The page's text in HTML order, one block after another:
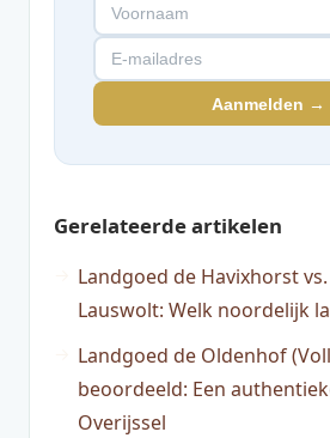
Aanmelden →
Gerelateerde artikelen
Landgoed de Havixhorst
Lauswolt: Welk noordelijk
Landgoed de Oldenhof
beoordeeld: Een
Overijssel